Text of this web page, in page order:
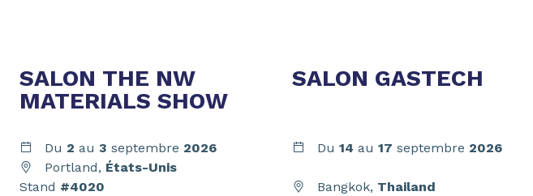
SALON THE NW
MATERIALS SHOW
Du 2 au 3 septembre 2026
Portland, États-Unis
Stand #4020
SALON GASTECH
Du 14 au 17 septembre 2026
Bangkok, Thailand